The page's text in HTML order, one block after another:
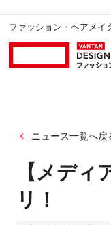
ファッション・ヘアメ
ニュース一覧へ戻
【メディ
リ！